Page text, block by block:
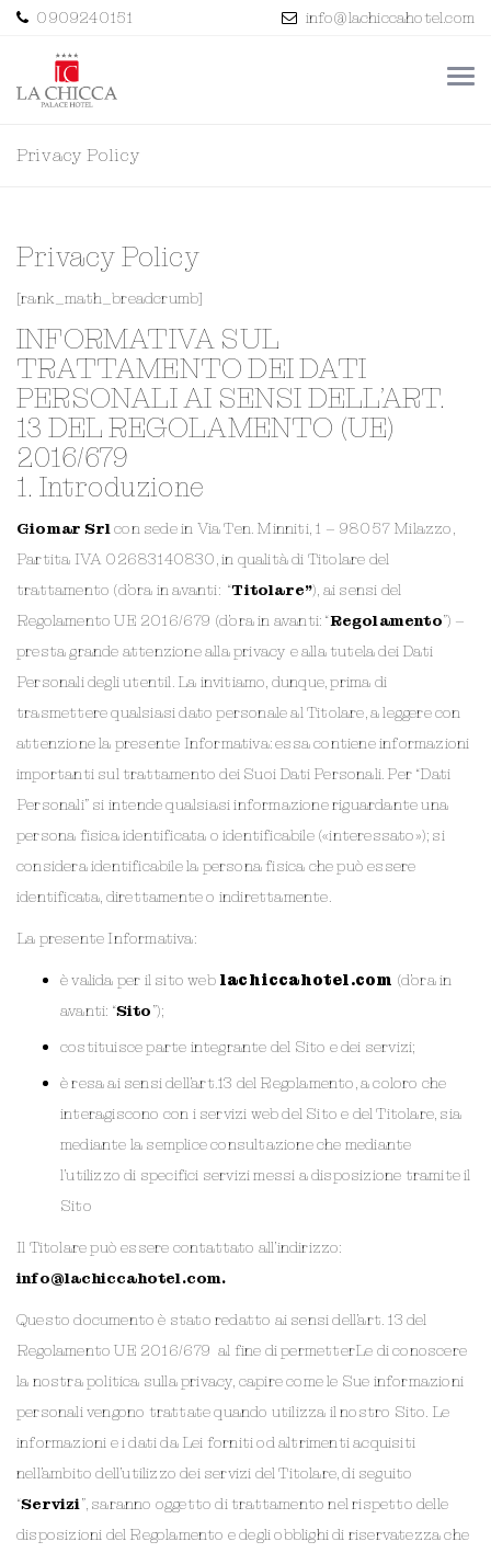
0909240151 info@lachiccahotel.com
Privacy Policy
Privacy Policy
[rank_math_breadcrumb]
INFORMATIVA SUL
TRATTAMENTO DEI DATI
PERSONALI AI SENSI DELL’ART.
13 DEL REGOLAMENTO (UE)
2016/679
1. Introduzione
Giomar Srlcon sede in Via Ten. Minniti, 1 – 98057 Milazzo,
Partita IVA 02683140830, in qualità di Titolare del
trattamento (d’ora in avanti: “Titolare”), ai sensi del
Regolamento UE 2016/679 (d’ora in avanti: “Regolamento”) –
presta grande attenzione alla privacy e alla tutela dei Dati
Personali degli utentil. La invitiamo, dunque, prima di
trasmettere qualsiasi dato personale al Titolare, a leggere con
attenzione la presente Informativa: essa contiene informazioni
importanti sul trattamento dei Suoi Dati Personali. Per “Dati
Personali” si intende qualsiasi informazione riguardante una
persona fisica identificata o identificabile («interessato»); si
considera identificabile la persona fisica che può essere
identificata, direttamente o indirettamente.
La presente Informativa:
è valida per il sito web lachiccahotel.com (d’ora in
avanti: “Sito”);
costituisce parte integrante del Sito e dei servizi;
è resa ai sensi dell’art.13 del Regolamento, a coloro che
interagiscono con i servizi web del Sito e del Titolare, sia
mediante la semplice consultazione che mediante
l’utilizzo di specifici servizi messi a disposizione tramite il
Sito
Il Titolare può essere contattato all’indirizzo:
info@lachiccahotel.com.
Questo documento è stato redatto ai sensi dell’art. 13 del
Regolamento UE 2016/679 al fine di permetterLe di conoscere
la nostra politica sulla privacy, capire come le Sue informazioni
personali vengono trattate quando utilizza il nostro Sito. Le
informazioni e i dati da Lei forniti od altrimenti acquisiti
nell’ambito dell’utilizzo dei servizi del Titolare, di seguito
“Servizi”, saranno oggetto di trattamento nel rispetto delle
disposizioni del Regolamento e degli obblighi di riservatezza che